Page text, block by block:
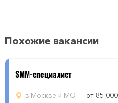
Похожие вакансии
SMM-специалист
в Москве и МО от 85 000